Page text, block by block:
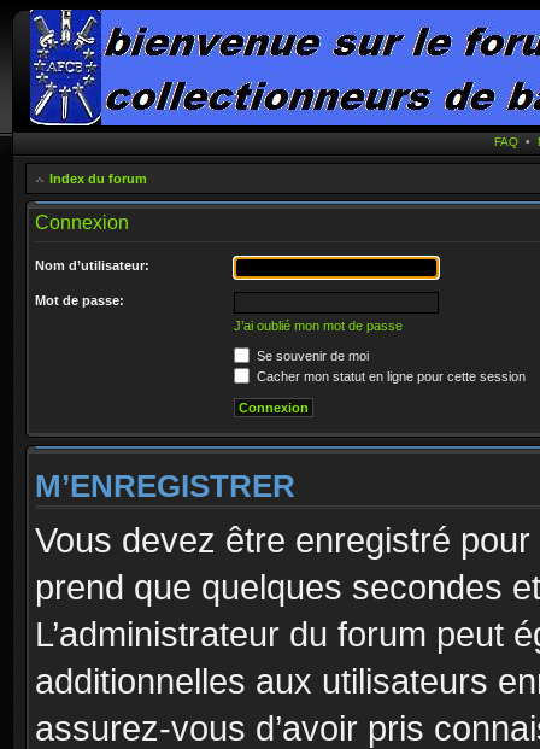
FAQ •
Index du forum
Connexion
Nom d’utilisateur:
Mot de passe:
J’ai oublié mon mot de passe
Se souvenir de moi
Cacher mon statut en ligne pour cette session
M’ENREGISTRER
Vous devez être enregistré
prend que quelques secondes
L’administrateur du forum peut
additionnelles aux utilisateurs
assurez-vous d’avoir pris